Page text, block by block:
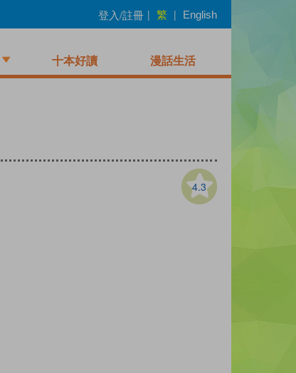
登入/註冊 | 繁 | English
十本好讀 漫話生活
4.3